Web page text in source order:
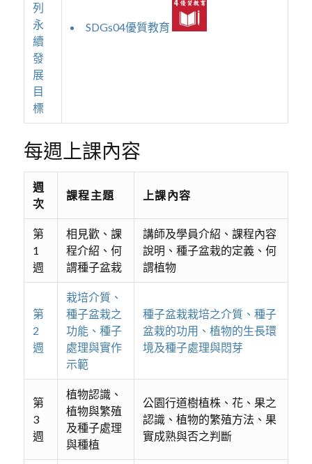
列
永
續
發
展
目
標
SDGs04優質教育
每週上課內容
週
次
課程主題 上課內容
第
1
週
相見歡、課
程介紹、何
謂種子盆栽
講師及學員介紹、課程內容
說明、種子盆栽的定義、何
謂植物
第
2
週
栽培介質、
種子盆栽之
功能、種子
處理與實作
示範
種子盆栽栽培之介質、種子
盆栽的功用、植物的生長環
境及種子處理與悶芽
第
3
週
植物認識、
植物與繁殖
及種子處理
與種植
公園行道樹植株、花、果之
認識、植物的繁殖方法、果
實成熟與否之判斷